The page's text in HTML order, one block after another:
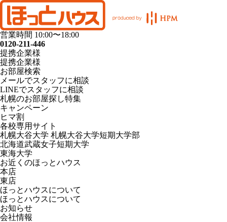
営業時間 10:00〜18:00
0120-211-446
提携企業様
提携企業様
お部屋検索
メールでスタッフに相談
LINEでスタッフに相談
札幌のお部屋探し特集
キャンペーン
ヒマ割
各校専用サイト
札幌大谷大学 札幌大谷大学短期大学部
北海道武蔵女子短期大学
東海大学
お近くのほっとハウス
本店
東店
ほっとハウスについて
ほっとハウスについて
お知らせ
会社情報